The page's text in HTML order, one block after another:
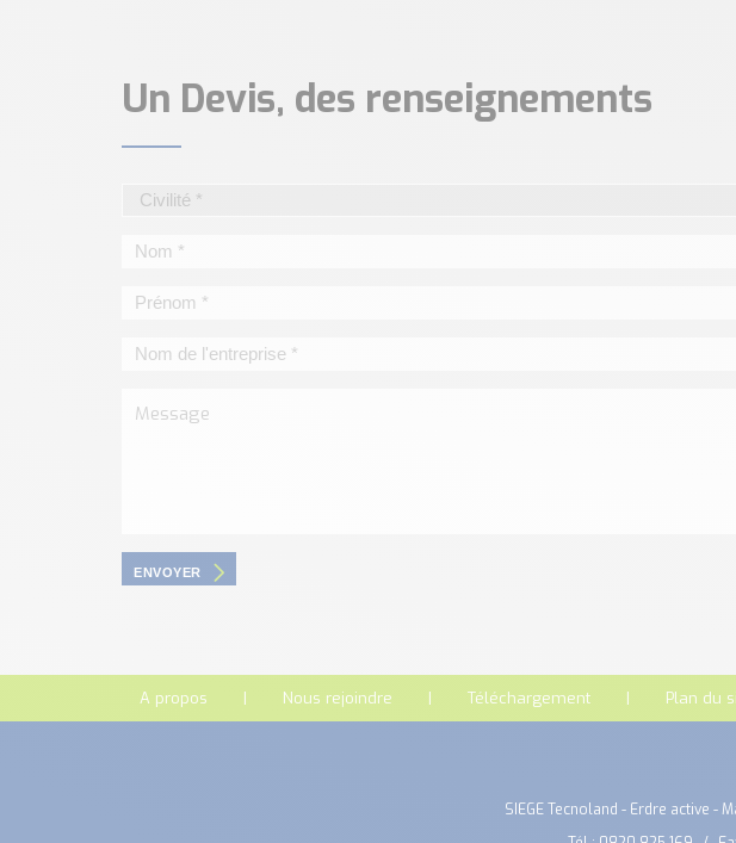
Un Devis, des renseignements
ENVOYER
A propos Nous rejoindre Téléchargement Plan du
SIEGE Tecnoland - Erdre active -